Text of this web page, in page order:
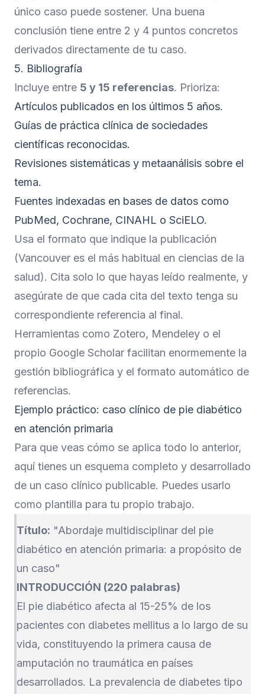
único caso puede sostener. Una buena
conclusión tiene entre 2 y 4 puntos concretos
derivados directamente de tu caso.
5. Bibliografía
Incluye entre 5 y 15 referencias. Prioriza:
Artículos publicados en los últimos 5 años.
Guías de práctica clínica de sociedades
científicas reconocidas.
Revisiones sistemáticas y metaanálisis sobre el
tema.
Fuentes indexadas en bases de datos como
PubMed, Cochrane, CINAHL o SciELO.
Usa el formato que indique la publicación
(Vancouver es el más habitual en ciencias de la
salud). Cita solo lo que hayas leído realmente, y
asegúrate de que cada cita del texto tenga su
correspondiente referencia al final.
Herramientas como Zotero, Mendeley o el
propio Google Scholar facilitan enormemente la
gestión bibliográfica y el formato automático de
referencias.
Ejemplo práctico: caso clínico de pie diabético
en atención primaria
Para que veas cómo se aplica todo lo anterior,
aquí tienes un esquema completo y desarrollado
de un caso clínico publicable. Puedes usarlo
como plantilla para tu propio trabajo.
Título: "Abordaje multidisciplinar del pie
diabético en atención primaria: a propósito de
un caso"
INTRODUCCIÓN (220 palabras)
El pie diabético afecta al 15-25% de los
pacientes con diabetes mellitus a lo largo de su
vida, constituyendo la primera causa de
amputación no traumática en países
desarrollados. La prevalencia de diabetes tipo